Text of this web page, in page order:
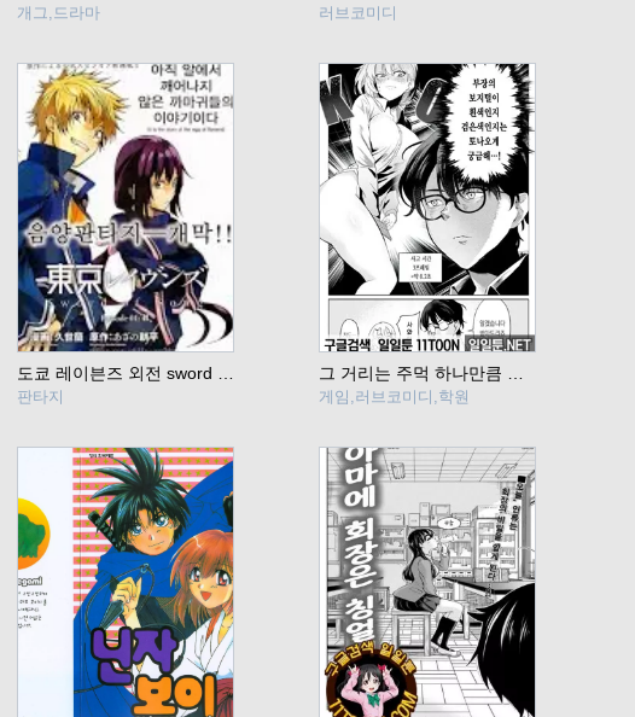
개그,드라마 러브코미디
판타지 게임,러브코미디,학원